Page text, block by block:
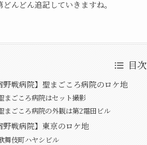
んどん追記していきますね。
目次
野戦病院】聖まごころ病院のロケ地
まごころ病院はセット撮影
まごころ病院の外観は第2霜田ビル
野戦病院】東京のロケ地
舞伎町ハヤシビル